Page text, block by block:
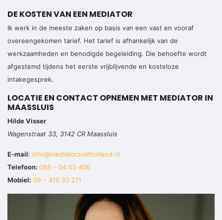
DE KOSTEN VAN EEN MEDIATOR
Ik werk in de meeste zaken op basis van een vast en vooraf
overeengekomen tarief. Het tarief is afhankelijk van de
werkzaamheden en benodigde begeleiding. Die behoefte wordt
afgestemd tijdens het eerste vrijblijvende en kosteloze
intakegesprek.
LOCATIE EN CONTACT OPNEMEN MET MEDIATOR IN
MAASSLUIS
Hilde Visser
Wagenstraat 33, 3142 CR Maassluis
E-mail: info@mediatorzuidholland.nl
Telefoon: 088 – 04 03 406
Mobiel: 06 – 415 33 211